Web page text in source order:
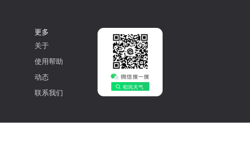
更多
关于
使用帮助
动态
联系我们